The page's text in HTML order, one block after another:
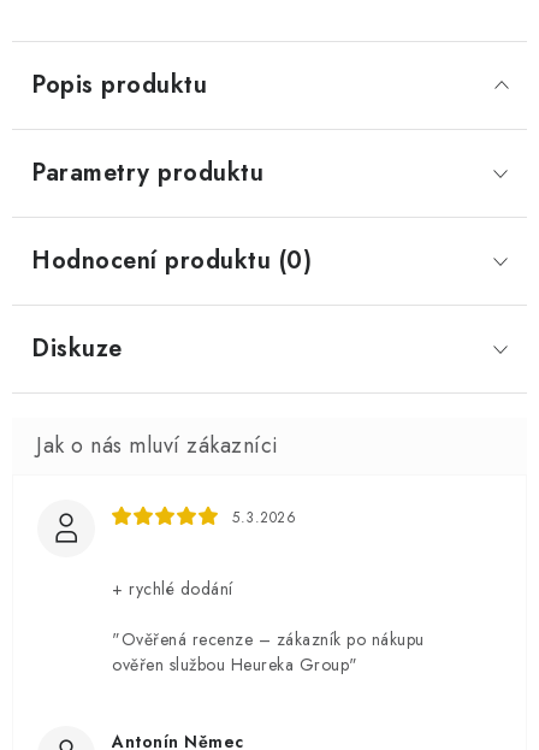
Popis produktu
Parametry produktu
Hodnocení produktu (0)
Diskuze
5.3.2026
+ rychlé dodání
"Ověřená recenze – zákazník po nákupu
ověřen službou Heureka Group"
Antonín Němec